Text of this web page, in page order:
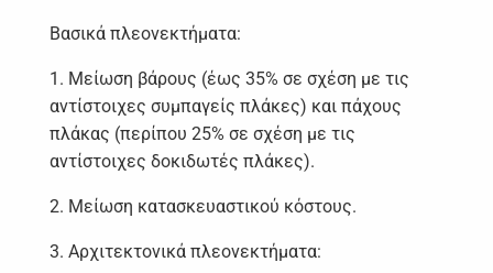
Βασικά πλεονεκτήματα:
1. Μείωση βάρους (έως 35% σε σχέση με τις
αντίστοιχες συμπαγείς πλάκες) και πάχους
πλάκας (περίπου 25% σε σχέση με τις
αντίστοιχες δοκιδωτές πλάκες).
2. Μείωση κατασκευαστικού κόστους.
3. Αρχιτεκτονικά πλεονεκτήματα: